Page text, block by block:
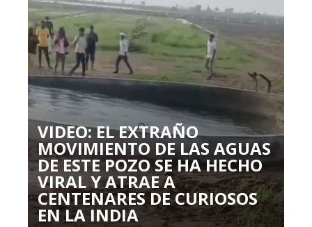
VIDEO: EL EXTRAÑO
MOVIMIENTO DE LAS AGUAS
DE ESTE POZO SE HA HECHO
VIRAL Y ATRAE A
CENTENARES DE CURIOSOS
EN LA INDIA